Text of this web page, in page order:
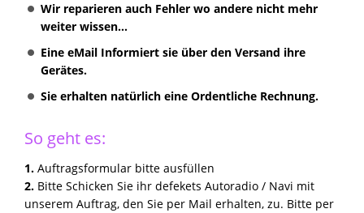
Wir reparieren auch Fehler wo andere nicht mehr
weiter wissen...
Eine eMail Informiert sie über den Versand ihre
Gerätes.
Sie erhalten natürlich eine Ordentliche Rechnung.
So geht es:
1. Auftragsformular bitte ausfüllen
2. Bitte Schicken Sie ihr defekets Autoradio / Navi mit
unserem Auftrag, den Sie per Mail erhalten, zu. Bitte per